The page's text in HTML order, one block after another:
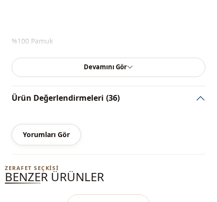
%100 Pamuk
Yaka Pelerin yaka
Kumaş Poplin
Kategori̇
Uzunluk Diz üstü
Devamını Gör
Ürün Değerlendirmeleri (36)
Yorumları Gör
ZERAFET SEÇKISI
BENZER ÜRÜNLER